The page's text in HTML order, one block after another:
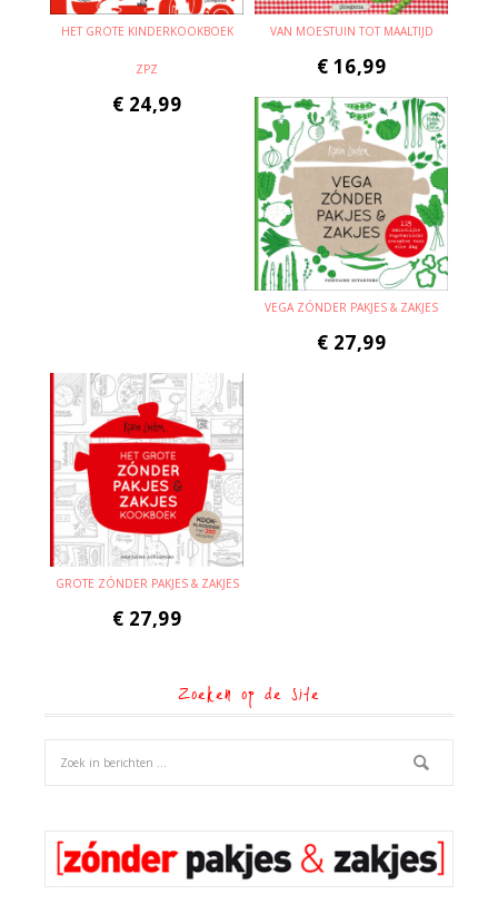
HET GROTE KINDERKOOKBOEK
ZPZ
€ 24,99
VAN MOESTUIN TOT MAALTIJD
€ 16,99
VEGA ZÓNDER PAKJES & ZAKJES
€ 27,99
GROTE ZÓNDER PAKJES & ZAKJES
€ 27,99
Zoeken op de site